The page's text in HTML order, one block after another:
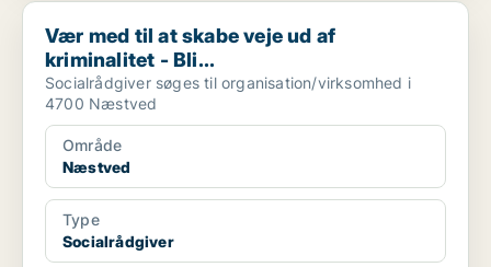
Vær med til at skabe veje ud af kriminalitet - Bli...
Vær med til at skabe veje ud af
kriminalitet - Bli...
Socialrådgiver søges til organisation/virksomhed i
4700 Næstved
Område
Næstved
Type
Socialrådgiver